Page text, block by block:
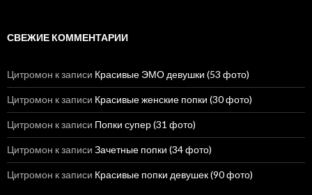
СВЕЖИЕ КОММЕНТАРИИ
Цитромон к записи Красивые ЭМО девушки (53 фото)
Цитромон к записи Красивые женские попки (30 фото)
Цитромон к записи Попки супер (31 фото)
Цитромон к записи Зачетные попки (34 фото)
Цитромон к записи Красивые попки девушек (90 фото)